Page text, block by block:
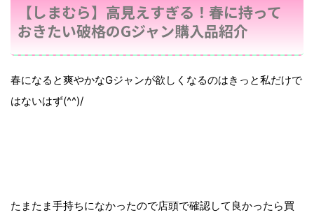
【しまむら】高見えすぎる！春に持って
おきたい破格のGジャン購入品紹介
春になると爽やかなGジャンが欲しくなるのはきっと私だけで
はないはず(^^)/
たまたま手持ちになかったので店頭で確認して良かったら買